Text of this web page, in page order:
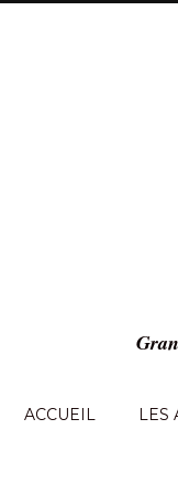
ACCUEIL LES